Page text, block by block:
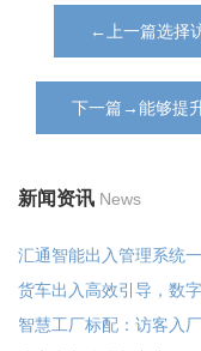
←上一篇选择
下一篇→能够提
新闻资讯 News
汇通智能出入管理系统一
货车出入高效引导，数字
智慧工厂标配：访客入厂